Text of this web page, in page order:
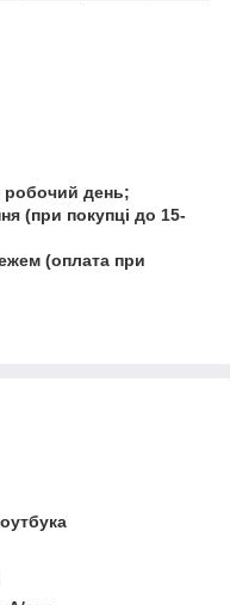
робочий день;
(при покупці до 15-
(оплата при